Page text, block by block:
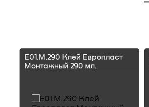
E01.M.290 Клей Европласт
Монтажный 290 мл.